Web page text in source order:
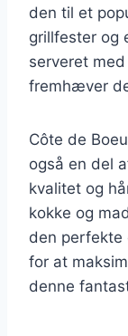
den til et
grillfester og
serveret
fremhæver
Côte de
også en del
kvalitet og
kokke og
den perfekte
for at
denne